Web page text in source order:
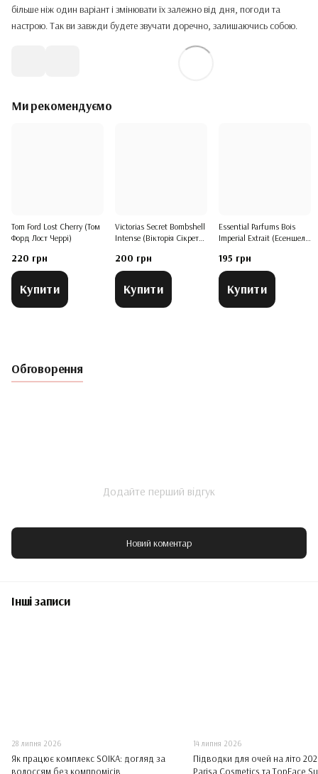
більше ніж один варіант і змінювати їх залежно від дня, погоди та
настрою. Так ви завжди будете звучати доречно, залишаючись собою.
Ми рекомендуємо
Tom Ford Lost Cherry (Том
Форд Лост Черрі)
220 грн
Купити
Victorias Secret Bombshell
Intense (Вікторія Сікрет
200 грн
Купити
Essential Parfums Bois
Imperial Extrait (Есеншел
Екстре)
195 грн
Купити
Обговорення
Додайте перший відгук
Новий коментар
Інші записи
28 липня 2026
Як працює комплекс SOIKA: догляд за
волоссям без компромісів
14 липня 2026
Підводки для очей на літо
Parisa Cosmetics та TopFace